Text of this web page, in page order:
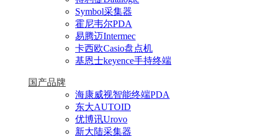
Symbol采集器
霍尼韦尔PDA
易腾迈Intermec
卡西欧Casio盘点机
基恩士keyence手持终端
国产品牌
海康威视智能终端PDA
东大AUTOID
优博讯Urovo
新大陆采集器